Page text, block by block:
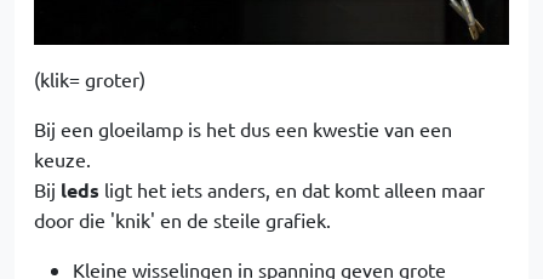
(klik= groter)
Bij een gloeilamp is het dus een kwestie van een
keuze.
Bij leds ligt het iets anders, en dat komt alleen maar
door die 'knik' en de steile grafiek.
Kleine wisselingen in spanning geven grote